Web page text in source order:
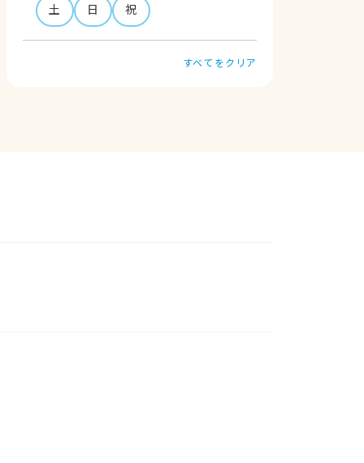
土
日 祝
すべてをクリア